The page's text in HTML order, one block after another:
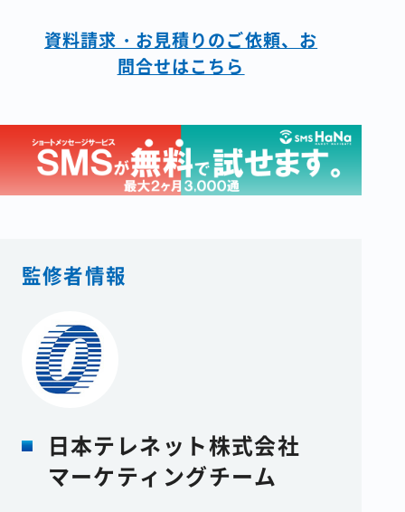
資料請求・お見積りのご依頼、お
問合せはこちら
監修者情報
日本テレネット株式会社
マーケティングチーム